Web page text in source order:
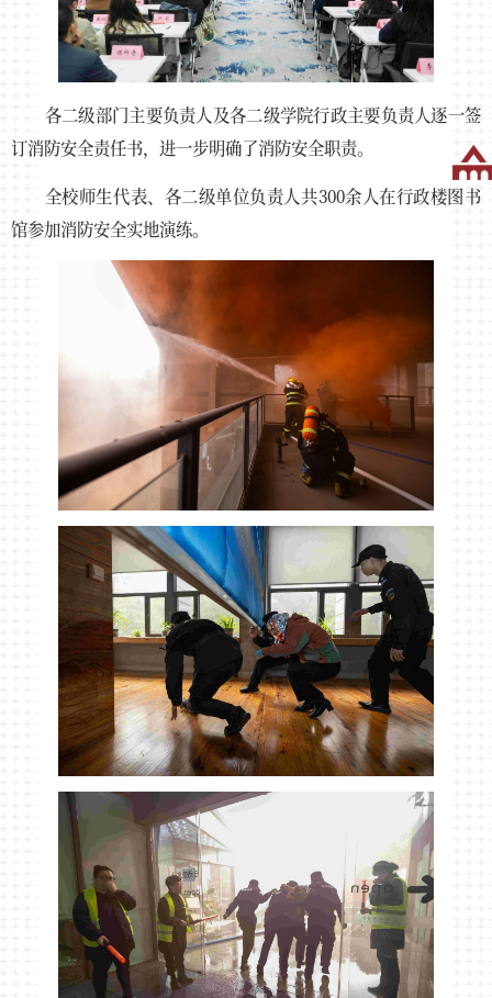
各二级部门主要负责人及各二级学院行政主要负责人逐一签
订消防安全责任书，进一步明确了消防安全职责。
全校师生代表、各二级单位负责人共300余人在行政楼图书
馆参加消防安全实地演练。